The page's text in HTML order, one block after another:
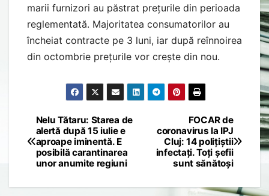
marii furnizori au păstrat prețurile din perioada
reglementată. Majoritatea consumatorilor au
încheiat contracte pe 3 luni, iar după reînnoirea
din octombrie prețurile vor crește din nou.
Post
navigation
FOCAR de
coronavirus la IPJ
Cluj: 14 polițiștii
infectați. Toți șefii
sunt sănătoși
Nelu Tătaru: Starea de
alertă după 15 iulie e
aproape iminentă. E
posibilă carantinarea
unor anumite regiuni